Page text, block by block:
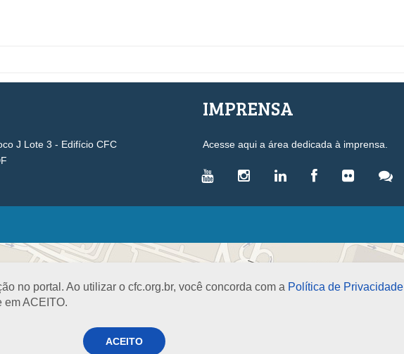
no portal. Ao utilizar o cfc.org.br, você concorda com a Política de Privacidade
em ACEITO.
ACEITO
J Lote 3 - Edifício CFC
IMPRENSA
Acesse aqui a área dedicada à imprensa.
PRESIDÊNCIAS
Administrativa
Interno
Profissional
Fiscalização, Ética e Disciplina
LEGISLAÇÃO
Leis
Decretos-Lei